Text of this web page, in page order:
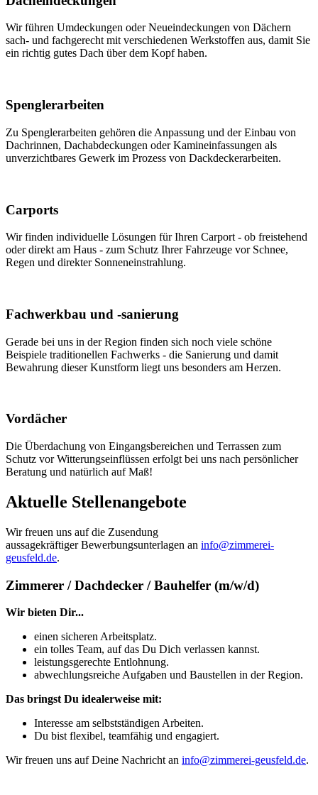
Wir führen Umdeckungen oder Neueindeckungen von Dächern
sach- und fachgerecht mit verschiedenen Werkstoffen aus, damit Sie
ein richtig gutes Dach über dem Kopf haben.
Spenglerarbeiten
Zu Spenglerarbeiten gehören die Anpassung und der Einbau von
Dachrinnen, Dachabdeckungen oder Kamineinfassungen als
unverzichtbares Gewerk im Prozess von Dackdeckerarbeiten.
Carports
Wir finden individuelle Lösungen für Ihren Carport - ob freistehend
oder direkt am Haus - zum Schutz Ihrer Fahrzeuge vor Schnee,
Regen und direkter Sonneneinstrahlung.
Fachwerkbau und -sanierung
Gerade bei uns in der Region finden sich noch viele schöne
Beispiele traditionellen Fachwerks - die Sanierung und damit
Bewahrung dieser Kunstform liegt uns besonders am Herzen.
Vordächer
Die Überdachung von Eingangsbereichen und Terrassen zum
Schutz vor Witterungseinflüssen erfolgt bei uns nach persönlicher
Beratung und natürlich auf Maß!
Aktuelle Stellenangebote
Wir freuen uns auf die Zusendung
aussagekräftiger Bewerbungsunterlagen an info@zimmerei-
geusfeld.de.
Zimmerer / Dachdecker / Bauhelfer (m/w/d)
Wir bieten Dir...
einen sicheren Arbeitsplatz.
ein tolles Team, auf das Du Dich verlassen kannst.
leistungsgerechte Entlohnung.
abwechlungsreiche Aufgaben und Baustellen in der Region.
Das bringst Du idealerweise mit:
Interesse am selbstständigen Arbeiten.
Du bist flexibel, teamfähig und engagiert.
Wir freuen uns auf Deine Nachricht an info@zimmerei-geusfeld.de.